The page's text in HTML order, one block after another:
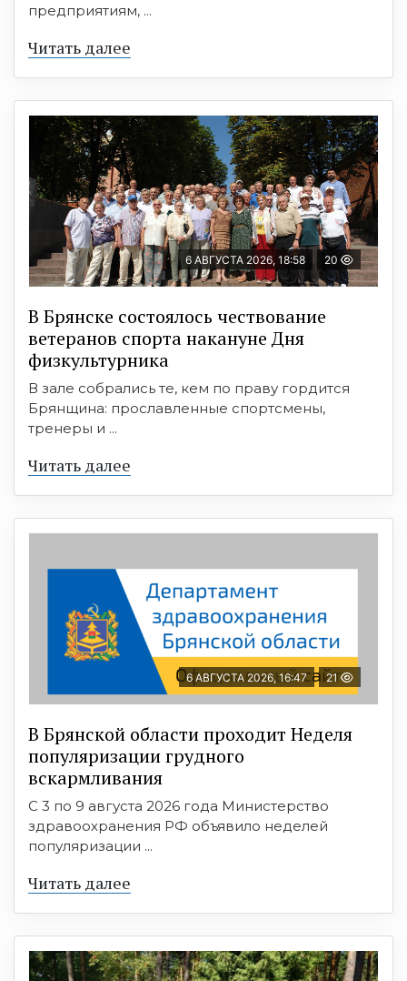
предприятиям, ...
Читать далее
6 АВГУСТА 2026, 18:58 20
В Брянске состоялось чествование
ветеранов спорта накануне Дня
физкультурника
В зале собрались те, кем по праву гордится
Брянщина: прославленные спортсмены,
тренеры и ...
Читать далее
6 АВГУСТА 2026, 16:47 21
В Брянской области проходит Неделя
популяризации грудного
вскармливания
С 3 по 9 августа 2026 года Министерство
здравоохранения РФ объявило неделей
популяризации ...
Читать далее